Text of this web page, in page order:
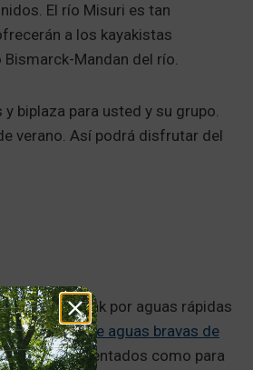
El río Misuri es tan
a los kayakistas
Mandan del río.
biplaza para usted y su grupo.
verano. Así podrá disfrutar del
en kayak por aguas rápidas
elúnico río de aguas bravas de
experimentados como para